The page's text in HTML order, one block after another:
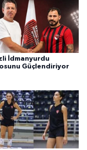
İdmanyurdu
Güçlendiriyor